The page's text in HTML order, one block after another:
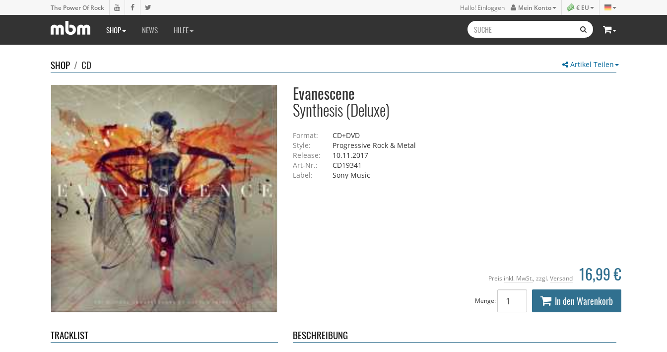
The Power Of Rock Hallo! Einloggen Mein Konto € EU
SHOP NEWS HILFE
Artikel Teilen
SHOP / CD
Evanescene
Synthesis (Deluxe)
Format:
CD+DVD
Style:
Progressive Rock & Metal
Release:
10.11.2017
Art-Nr.:
CD19341
Label:
Sony Music
Preis inkl. MwSt. , zzgl. Versand 16,99 €
Menge: In den Warenkorb
TRACKLIST BESCHREIBUNG